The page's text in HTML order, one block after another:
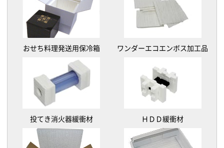
おせち料理発送用保冷箱 ワンダーエコエンボス加工品
投てき消火器緩衝材 ＨＤＤ緩衝材